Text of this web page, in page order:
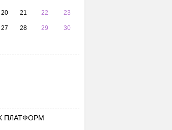
20 21 22 23
27 28 29 30
ПЛАТФОРМ